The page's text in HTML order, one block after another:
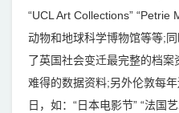
“UCL Art Collections”
动物和地球科学博物馆等等;
了英国社会变迁最完整的档
难得的数据资料;另外伦敦每
日，如：“日本电影节” “法国